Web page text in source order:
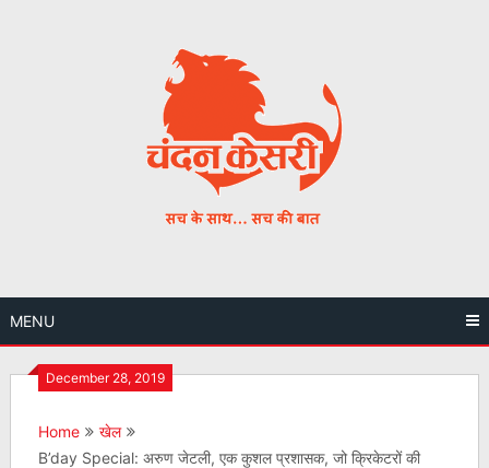
MENU
December 28, 2019
Home
खेल
B’day Special: अरुण जेटली, एक कुशल प्रशासक, जो क्रिकेटरों की